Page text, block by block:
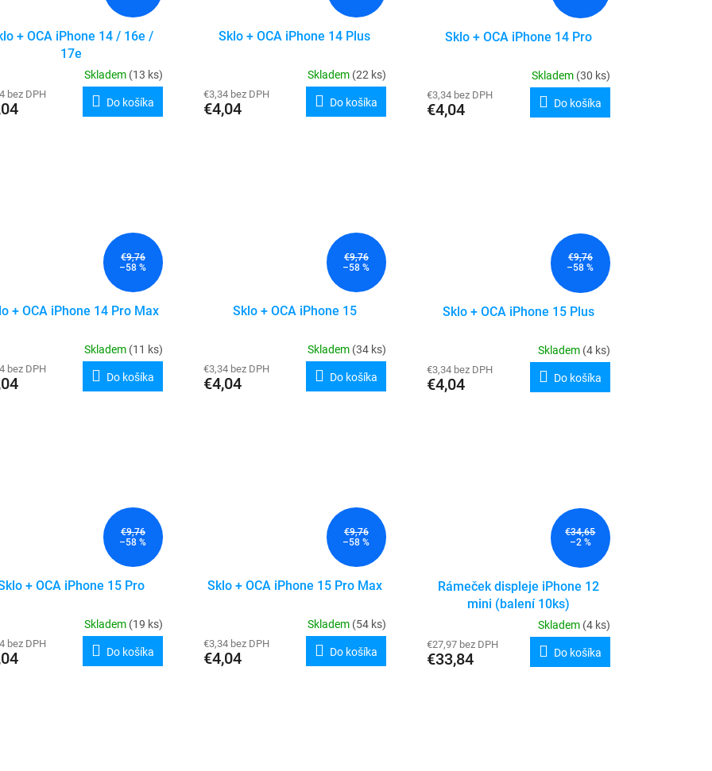
+ OCA iPhone 14 / 16e /
17e
Skladem (13 ks)
bez DPH
Do košíka
Sklo + OCA iPhone 14 Plus
Skladem (22 ks)
€3,34 bez DPH
€4,04 Do košíka
Sklo + OCA iPhone 14 Pro
Skladem (30 ks)
€3,34 bez DPH
€4,04 Do košíka
€9,76
–58 %
+ OCA iPhone 14 Pro Max
Skladem (11 ks)
bez DPH
Do košíka
€9,76
–58 %
Sklo + OCA iPhone 15
Skladem (34 ks)
€3,34 bez DPH
€4,04 Do košíka
€9,76
–58 %
Sklo + OCA iPhone 15 Plus
Skladem (4 ks)
€3,34 bez DPH
€4,04 Do košíka
€9,76
–58 %
+ OCA iPhone 15 Pro
Skladem (19 ks)
bez DPH
Do košíka
€9,76
–58 %
Sklo + OCA iPhone 15 Pro Max
Skladem (54 ks)
€3,34 bez DPH
€4,04 Do košíka
€34,65
–2 %
Rámeček displeje iPhone 12
mini (balení 10ks)
Skladem (4 ks)
€27,97 bez DPH
€33,84 Do košíka